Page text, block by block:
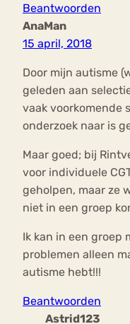
Beantwoorden
AnaMan
15 april, 2018
Door mijn autisme
geleden aan
vaak voorkomende
onderzoek naar is
Maar goed; bij
voor individuele
geholpen, maar ze
niet in een groep
Ik kan in een groep
problemen alleen
autisme hebt!!!
Beantwoorden
Astrid123